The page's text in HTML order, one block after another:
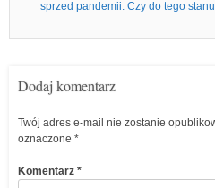
sprzed pandemii. Czy do tego
Dodaj komentarz
Twój adres e-mail nie zostanie
oznaczone *
Komentarz *